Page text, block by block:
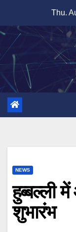
content
Thu.
NEWS
हुब्बल्ली
शुभारंभ